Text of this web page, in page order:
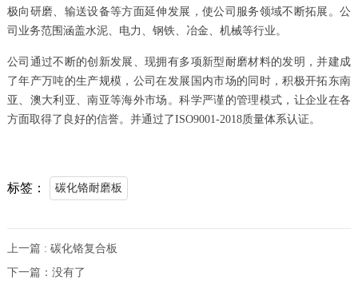
极向研磨、输送设备等方面延伸发展，使公司服务领域不断拓展。公
司业务范围涵盖水泥、电力、钢铁、冶金、机械等行业。
公司通过不断的创新发展、现拥有多项新型耐磨材料的发明，并建成
了年产万吨的生产规模，公司在发展国内市场的同时，积极开拓东南
亚、澳大利亚、南亚等海外市场。科学严谨的管理模式，让企业在各
方面取得了良好的信誉。并通过了ISO9001-2018质量体系认证。
标签： 碳化铬耐磨板
上一篇 : 碳化铬复合板
下一篇：没有了